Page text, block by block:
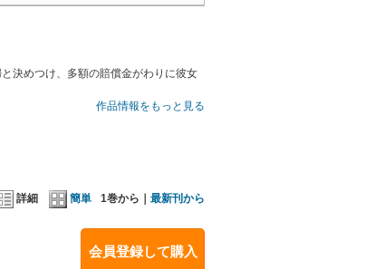
決めつけ、多額の賠償金がわりに彼女
作品情報をもっと見る
詳細 簡単 1巻から｜ 最新刊から
会員登録して購入